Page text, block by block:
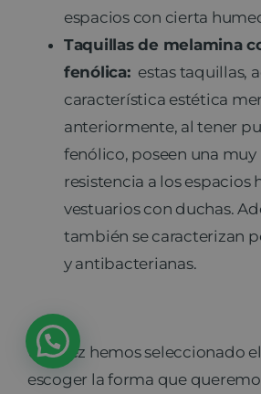
espacios con cierta
Taquillas de melamina
fenólica: estas taquillas,
característica estética
anteriormente, al tener
fenólico, poseen una muy
resistencia a los espacios
vestuarios con duchas.
también se caracterizan
y antibacterianas.
Una vez hemos seleccionado
escoger la forma que